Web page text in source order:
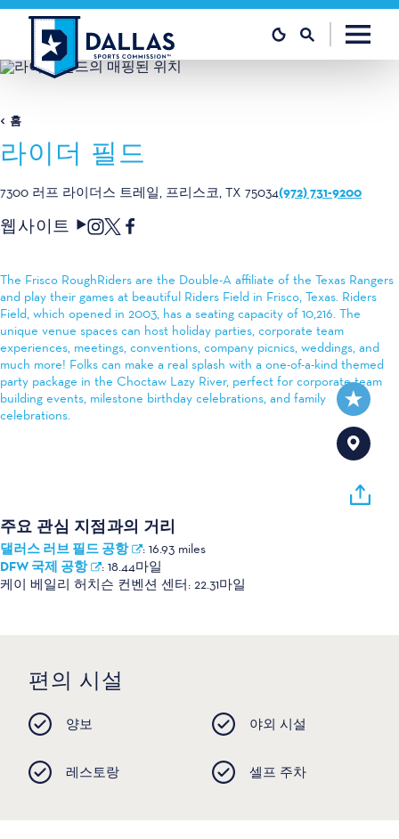
콘텐츠로 건너뛰기
홈
라이더 필드
7300 러프 라이더스 트레일 프리스코, TX 75034(972) 731-9200
웹사이트
The Frisco RoughRiders are the Double-A affiliate of the Texas Rangers
and play their games at beautiful Riders Field in Frisco, Texas. Riders
Field, which opened in 2003, has a seating capacity of 10,216. The
unique venue spaces can host holiday parties, corporate team
experiences, meetings, conventions, company picnics, weddings, and
much more! Folks can make a real splash with a one-of-a-kind themed
party package in the Choctaw Lazy River, perfect for corporate team
building events, milestone birthday celebrations, and family
celebrations.
주요 관심 지점과의 거리
댈러스 러브 필드 공항 : 16.93 miles
DFW 국제 공항 : 18.44마일
케이 베일리 허치슨 컨벤션 센터: 22.31마일
편의 시설
양보 야외 시설
레스토랑 셀프 주차